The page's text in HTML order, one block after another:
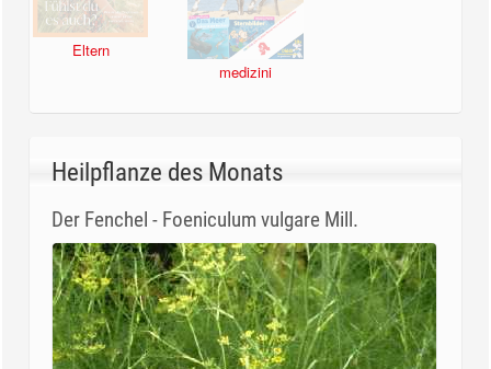
Eltern
medizini
Heilpflanze des Monats
Der Fenchel - Foeniculum vulgare Mill.